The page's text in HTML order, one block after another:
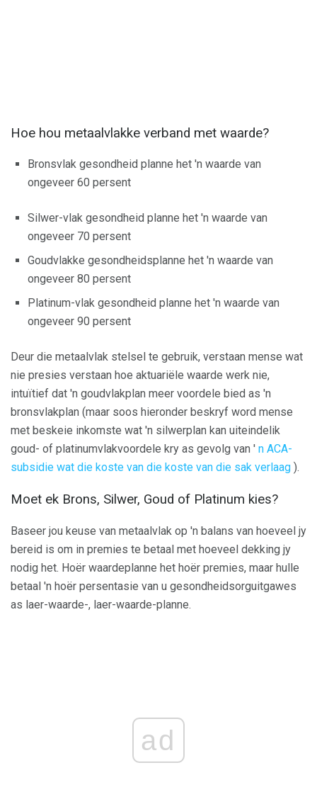
Hoe hou metaalvlakke verband met waarde?
Bronsvlak gesondheid planne het 'n waarde van
ongeveer 60 persent
Silwer-vlak gesondheid planne het 'n waarde van
ongeveer 70 persent
Goudvlakke gesondheidsplanne het 'n waarde van
ongeveer 80 persent
Platinum-vlak gesondheid planne het 'n waarde van
ongeveer 90 persent
Deur die metaalvlak stelsel te gebruik, verstaan ​​mense wat
nie presies verstaan ​​hoe aktuariële waarde werk nie,
intuïtief dat 'n goudvlakplan meer voordele bied as 'n
bronsvlakplan (maar soos hieronder beskryf word mense
met beskeie inkomste wat 'n silwerplan kan uiteindelik
goud- of platinumvlakvoordele kry as gevolg van ' n ACA-
subsidie ​​wat die koste van die koste van die sak verlaag ).
Moet ek Brons, Silwer, Goud of Platinum kies?
Baseer jou keuse van metaalvlak op 'n balans van hoeveel jy
bereid is om in premies te betaal met hoeveel dekking jy
nodig het. Hoër waardeplanne het hoër premies, maar hulle
betaal 'n hoër persentasie van u gesondheidsorguitgawes
as laer-waarde-, laer-waarde-planne.
ad